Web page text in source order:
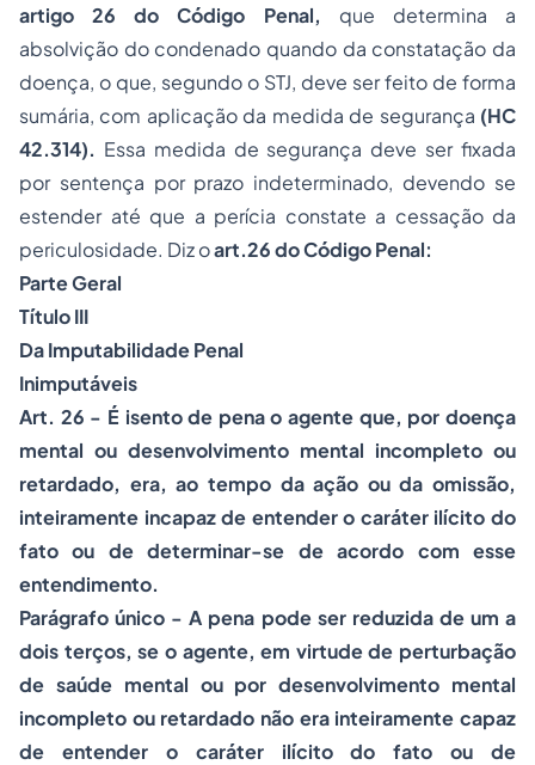
artigo 26 do Código Penal, que determina a
absolvição do condenado quando da constatação da
doença, o que, segundo o STJ, deve ser feito de forma
sumária, com aplicação da medida de segurança (HC
42.314). Essa medida de segurança deve ser fixada
por sentença por prazo indeterminado, devendo se
estender até que a perícia constate a cessação da
periculosidade. Diz oart.26 do Código Penal:
Parte Geral
Título III
Da Imputabilidade Penal
Inimputáveis
Art. 26 - É isento de pena o agente que, por doença
mental ou desenvolvimento mental incompleto ou
retardado, era, ao tempo da ação ou da omissão,
inteiramente incapaz de entender o caráter ilícito do
fato ou de determinar-se de acordo com esse
entendimento.
Parágrafo único - A pena pode ser reduzida de um a
dois terços, se o agente, em virtude de perturbação
de saúde mental ou por desenvolvimento mental
incompleto ou retardado não era inteiramente capaz
de entender o caráter ilícito do fato ou de